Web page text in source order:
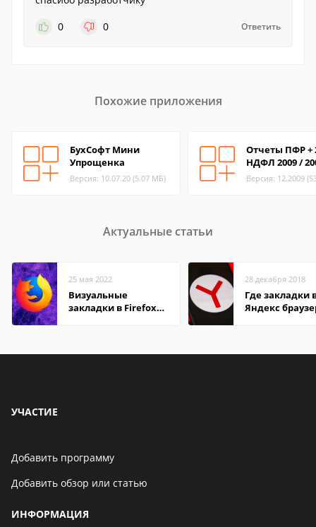
0
0 Ответить
Похожие приложения
БухСофт Мини
Упрощенка
Версия: 10.07.20 (5.07 МБ)
Отчеты ПФР +
НДФЛ 2009 /
Версия: 12.2009
Актуальные статьи
25 мая 2022
Визуальные
закладки в Firefox
28 декабря 2018
Где закладки
Яндекс
УЧАСТИЕ
Добавить программу
Добавить обзор или статью
ИНФОРМАЦИЯ